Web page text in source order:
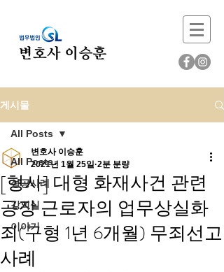
게시물
All Posts
성공사례
강의실
이야기
All Posts
[형사] 대형 화재사건 관련
공장 근로자의 업무상실화
죄(구형 1년 6개월) 무죄선고
사례
변호사 이승훈
2021년 1월 25일 2분 분량